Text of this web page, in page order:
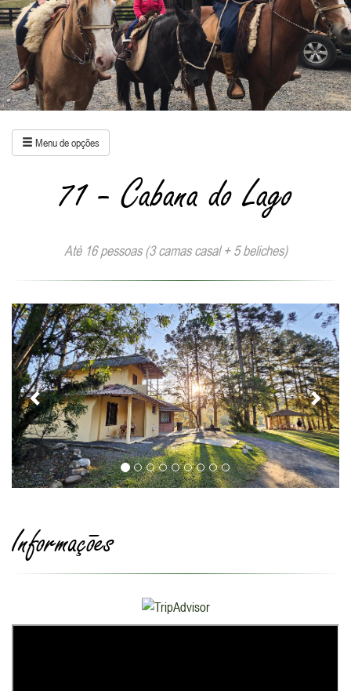
Menu de opções
71 - Cabana do Lago
Até 16 pessoas (3 camas casal + 5 beliches)
Anterior
Informações